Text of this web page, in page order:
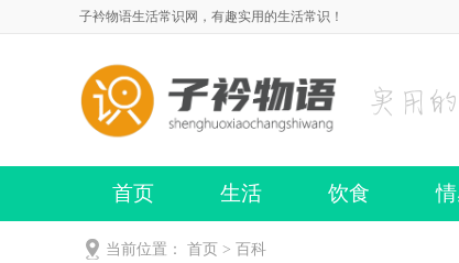
子衿物语生活常识网，有趣实用的生活常识！
首页 生活 饮食
当前位置： 首页 > 百科